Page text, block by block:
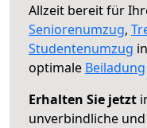
Allzeit bereit für
Seniorenumzug,
Studentenumzug
optimale Beiladung
Erhalten Sie jetzt
unverbindliche